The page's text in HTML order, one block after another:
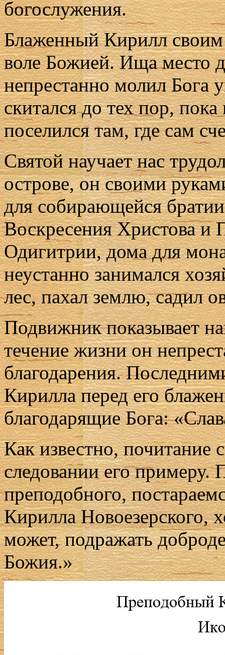
богослужения.
Блаженный Кирилл своим
воле Божией. Ища место
непрестанно молил Бога
скитался до тех пор,
поселился там, где сам
Святой научает нас
острове, он своими
для собирающейся
Воскресения Христова и
Одигитрии, дома для
неустанно занимался
лес, пахал землю, садил
Подвижник показывает
течение жизни он
благодарения.
Кирилла перед его
благодарящие Бога:
Как известно, почитание
следовании его примеру.
преподобного,
Кирилла Новоезерского,
может, подражать
Божия.»